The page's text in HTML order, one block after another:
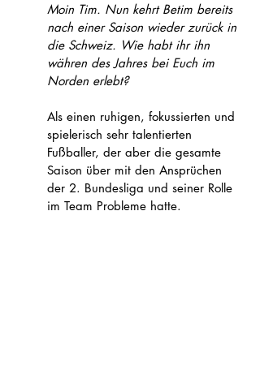
Moin Tim. Nun kehrt Betim bereits
nach einer Saison wieder zurück in
die Schweiz. Wie habt ihr ihn
währen des Jahres bei Euch im
Norden erlebt?
Als einen ruhigen, fokussierten und
spielerisch sehr talentierten
Fußballer, der aber die gesamte
Saison über mit den Ansprüchen
der 2. Bundesliga und seiner Rolle
im Team Probleme hatte.